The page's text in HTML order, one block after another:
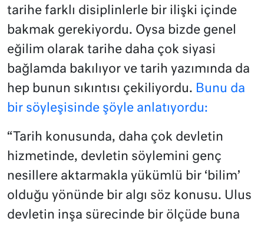
tarihe farklı disiplinlerle bir ilişki içinde
bakmak gerekiyordu. Oysa bizde genel
eğilim olarak tarihe daha çok siyasi
bağlamda bakılıyor ve tarih yazımında da
hep bunun sıkıntısı çekiliyordu. Bunu da
bir söyleşisinde şöyle anlatıyordu:
“Tarih konusunda, daha çok devletin
hizmetinde, devletin söylemini genç
nesillere aktarmakla yükümlü bir ‘bilim’
olduğu yönünde bir algı söz konusu. Ulus
devletin inşa sürecinde bir ölçüde buna